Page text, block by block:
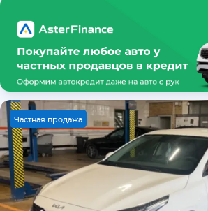
Частная продажа